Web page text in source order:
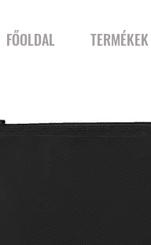
FŐOLDAL TERMÉKEK